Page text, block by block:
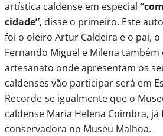
artística caldense em especial
cidade”, disse o primeiro. Este
foi o oleiro Artur Caldeira e o pai,
Fernando Miguel e Milena
artesanato onde apresentam os
caldenses vão participar será em
Recorde-se igualmente que o
caldense Maria Helena Coimbra,
conservadora no Museu Malhoa.